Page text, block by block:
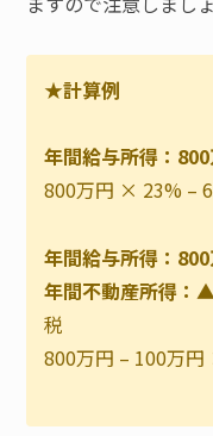
★計算例
年間給与所得：
800万円 × 23% –
年間給与所得：
年間不動産所得：
税
800万円 – 100万